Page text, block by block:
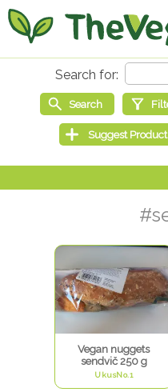
Vegan nuggets
sendvič 250 g
UkusNo.1